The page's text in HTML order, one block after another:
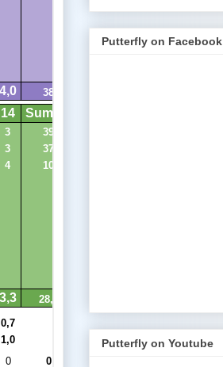
Putterfly on Facebook
Putterfly on Youtube